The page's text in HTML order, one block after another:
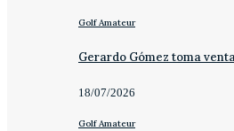
Golf Amateur
Gerardo Gómez toma
18/07/2026
Golf Amateur